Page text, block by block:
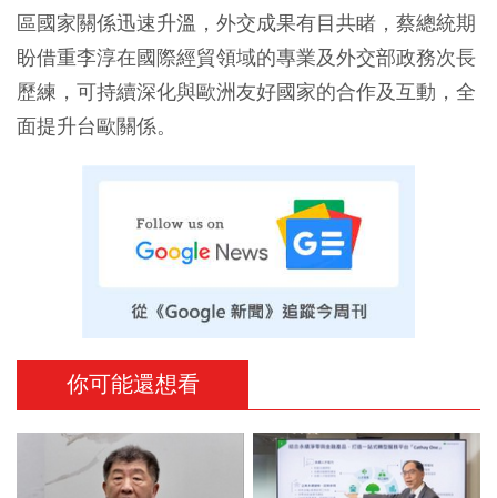
區國家關係迅速升溫，外交成果有目共睹，蔡總統期
盼借重李淳在國際經貿領域的專業及外交部政務次長
歷練，可持續深化與歐洲友好國家的合作及互動，全
面提升台歐關係。
你可能還想看